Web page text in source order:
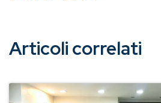
Articoli correlati